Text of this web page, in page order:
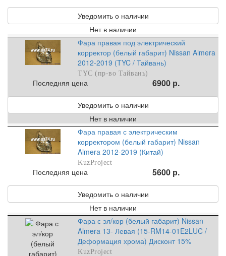
Уведомить о наличии
Нет в наличии
Фара правая под электрический
корректор (белый габарит) Nissan Almera
2012-2019 (TYC / Тайвань)
TYC (пр-во Тайвань)
Последняя цена 6900 р.
Уведомить о наличии
Нет в наличии
Фара правая с электрическим
корректором (белый габарит) Nissan
Almera 2012-2019 (Китай)
KuzProject
Последняя цена 5600 р.
Уведомить о наличии
Нет в наличии
Фара с эл/кор (белый габарит) Nissan
Almera 13- Левая (15-RM14-01E2LUC /
Деформация хрома) Дисконт 15%
KuzProject